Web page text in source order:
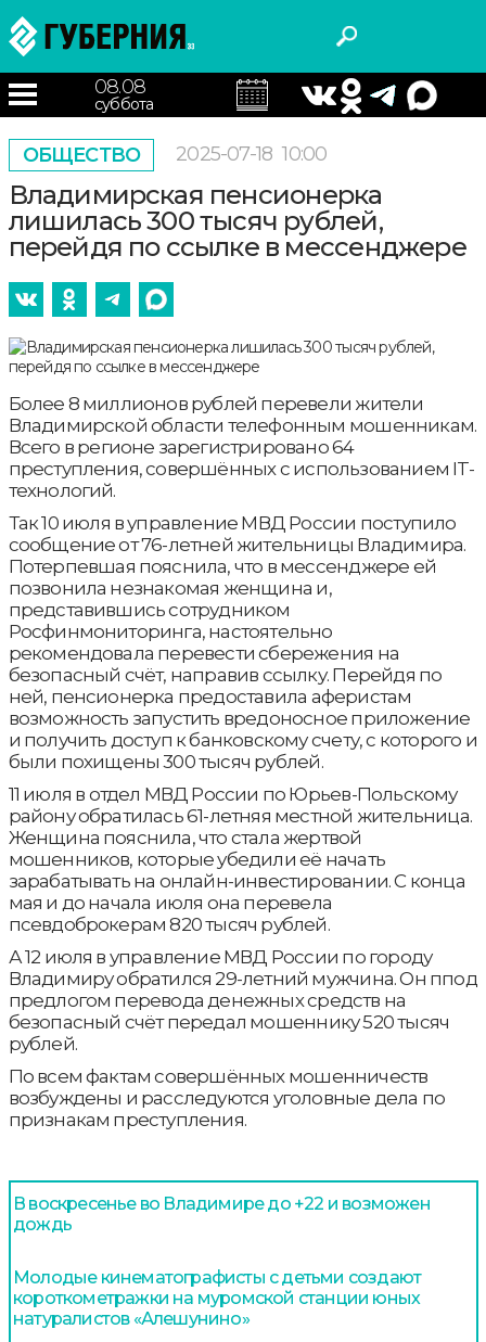
08.08
суббота
ОБЩЕСТВО 2025-07-18 10:00
Владимирская пенсионерка
лишилась 300 тысяч рублей,
перейдя по ссылке в мессенджере
Более 8 миллионов рублей перевели жители
Владимирской области телефонным мошенникам.
Всего в регионе зарегистрировано 64
преступления, совершённых с использованием IT-
технологий.
Так 10 июля в управление МВД России поступило
сообщение от 76-летней жительницы Владимира.
Потерпевшая пояснила, что в мессенджере ей
позвонила незнакомая женщина и,
представившись сотрудником
Росфинмониторинга, настоятельно
рекомендовала перевести сбережения на
безопасный счёт, направив ссылку. Перейдя по
ней, пенсионерка предоставила аферистам
возможность запустить вредоносное приложение
и получить доступ к банковскому счету, с которого и
были похищены 300 тысяч рублей.
11 июля в отдел МВД России по Юрьев-Польскому
району обратилась 61-летняя местной жительница.
Женщина пояснила, что стала жертвой
мошенников, которые убедили её начать
зарабатывать на онлайн-инвестировании. С конца
мая и до начала июля она перевела
псевдоброкерам 820 тысяч рублей.
А 12 июля в управление МВД России по городу
Владимиру обратился 29-летний мужчина. Он ппод
предлогом перевода денежных средств на
безопасный счёт передал мошеннику 520 тысяч
рублей.
По всем фактам совершённых мошенничеств
возбуждены и расследуются уголовные дела по
признакам преступления.
В воскресенье во Владимире до +22 и возможен
дождь
Молодые кинематографисты с детьми создают
короткометражки на муромской станции юных
натуралистов «Алешунино»